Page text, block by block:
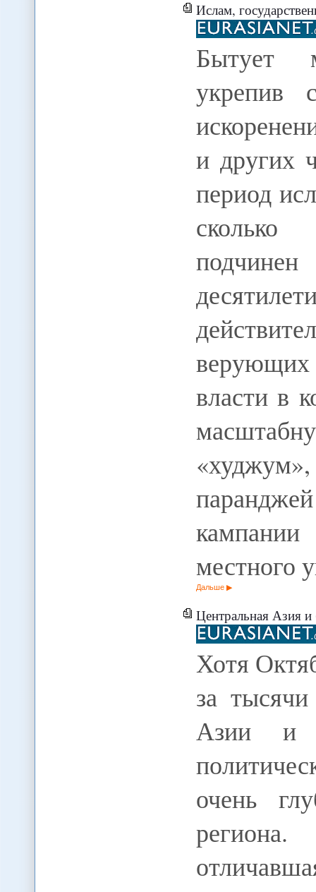
Ислам,
Бытует
укрепив
и других
период
сколько
власти в
местного
Дальше
Центральная Азия и
Хотя
за
Азии и
очень